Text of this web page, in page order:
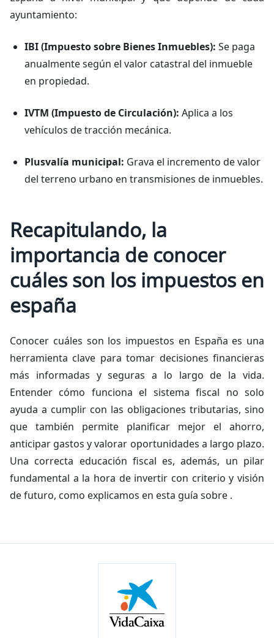
ayuntamiento:
IBI (Impuesto sobre Bienes Inmuebles): Se paga
anualmente según el valor catastral del inmueble
en propiedad.
IVTM (Impuesto de Circulación): Aplica a los
vehículos de tracción mecánica.
Plusvalía municipal: Grava el incremento de valor
del terreno urbano en transmisiones de inmuebles.
Recapitulando, la
importancia de conocer
cuáles son los impuestos en
españa
Conocer cuáles son los impuestos en España es una
herramienta clave para tomar decisiones financieras
más informadas y seguras a lo largo de la vida.
Entender cómo funciona el sistema fiscal no solo
ayuda a cumplir con las obligaciones tributarias, sino
que también permite planificar mejor el ahorro,
anticipar gastos y valorar oportunidades a largo plazo.
Una correcta educación fiscal es, además, un pilar
fundamental a la hora de invertir con criterio y visión
de futuro, como explicamos en esta guía sobre .